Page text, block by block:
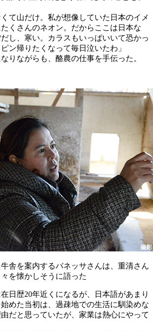
くて山だけ。私が想像していた日本のイメ
くさんのネオン。だからここは日本な
し、寒い。カラスもいっぱいいて恐かっ
ン帰りたくなって毎日泣いたわ」
りながらも、酪農の仕事を手伝った。
舎を案内するバネッサさんは、重清さん
を懐かしそうに語った
日歴20年近くになるが、日本語があまり
めた当初は、過疎地での生活に馴染めな
だと思っていたが、家業は熱心にやって